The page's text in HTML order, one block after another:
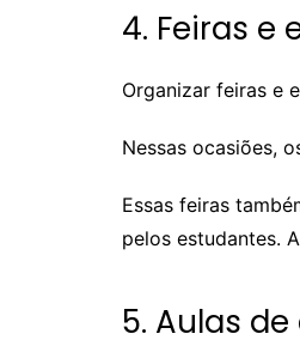
4. Feiras e
Organizar feiras e
Nessas ocasiões,
Essas feiras
pelos estudantes.
5. Aulas